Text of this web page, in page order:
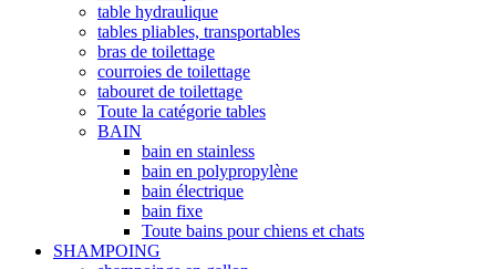
table hydraulique
tables pliables, transportables
bras de toilettage
courroies de toilettage
tabouret de toilettage
Toute la catégorie tables
BAIN
bain en stainless
bain en polypropylène
bain électrique
bain fixe
Toute bains pour chiens et chats
SHAMPOING